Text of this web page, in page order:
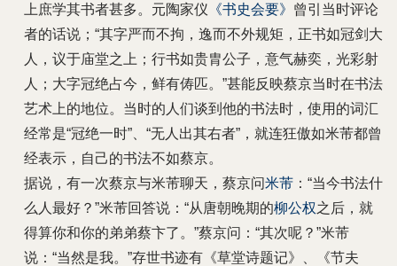
上庶学其书者甚多。元陶家仪 《书史会要》 曾引当时评论
者的话说；“其字严而不拘，逸而不外规矩，正书如冠剑大
人，议于庙堂之上；行书如贵胄公子，意气赫奕，光彩射
人；大字冠绝占今，鲜有俦匹。”甚能反映蔡京当时在书法
艺术上的地位。 当时的人们谈到他的书法时，使用的词汇
经常是“冠绝一时”、“无人出其右者”，就连狂傲如米芾都曾
经表示，自己的书法不如蔡京。
据说，有一次蔡京与米芾聊天，蔡京问米芾 ：“当今书法什
么人最好？”米芾回答说：“从唐朝晚期的柳公权之后，就
得算你和你的弟弟蔡卞了。”蔡京问：“其次呢？”米芾
说：“当然是我。”存世书迹有《草堂诗题记》、《节夫